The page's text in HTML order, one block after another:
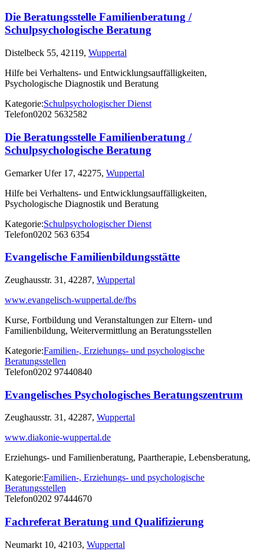
Die Beratungsstelle Familienberatung /
Schulpsychologische Beratung
Distelbeck 55, 42119, Wuppertal
Hilfe bei Verhaltens- und Entwicklungsauffälligkeiten,
Psychologische Diagnostik und Beratung
Kategorie:Schulpsychologischer Dienst
Telefon0202 5632582
Die Beratungsstelle Familienberatung /
Schulpsychologische Beratung
Gemarker Ufer 17, 42275, Wuppertal
Hilfe bei Verhaltens- und Entwicklungsauffälligkeiten,
Psychologische Diagnostik und Beratung
Kategorie:Schulpsychologischer Dienst
Telefon0202 563 6354
Evangelische Familienbildungsstätte
Zeughausstr. 31, 42287, Wuppertal
www.evangelisch-wuppertal.de/fbs
Kurse, Fortbildung und Veranstaltungen zur Eltern- und
Familienbildung, Weitervermittlung an Beratungsstellen
Kategorie:Familien-, Erziehungs- und psychologische
Beratungsstellen
Telefon0202 97440840
Evangelisches Psychologisches Beratungszentrum
Zeughausstr. 31, 42287, Wuppertal
www.diakonie-wuppertal.de
Erziehungs- und Familienberatung, Paartherapie, Lebensberatung,
Kategorie:Familien-, Erziehungs- und psychologische
Beratungsstellen
Telefon0202 97444670
Fachreferat Beratung und Qualifizierung
Neumarkt 10, 42103, Wuppertal